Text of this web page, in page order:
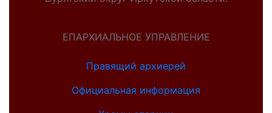
ЕПАРХИАЛЬНОЕ УПРАВЛЕНИЕ
Правящий архиерей
Официальная информация